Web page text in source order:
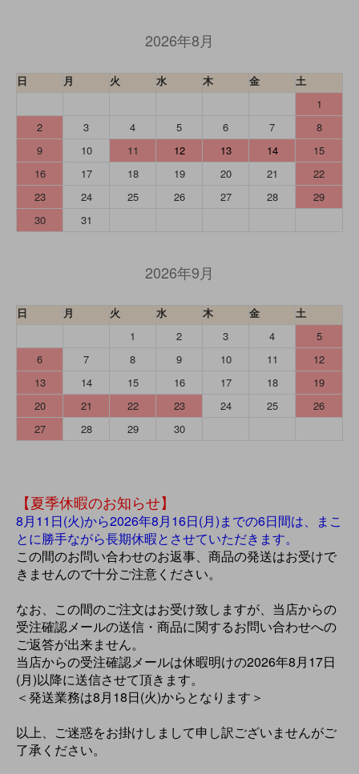
2026年8月
日 月 火 水 木 金
土
1
2
3 4 5 6 7
8
9
10 11 12 13 14
15
16
17 18 19 20 21
22
23
24 25 26 27 28
29
30
31
2026年9月
日 月 火 水 木 金
土
1
2 3 4
5
6
7 8 9 10 11
12
13
14 15 16 17 18
19
20
21 22 23 24 25
26
27
28 29 30
【夏季休暇のお知らせ】
8月11日(火)から2026年8月16日(月)までの6日間は、まこ
とに勝手ながら長期休暇とさせていただきます。
この間のお問い合わせのお返事、商品の発送はお受けで
きませんので十分ご注意ください。
なお、この間のご注文はお受け致しますが、当店からの
受注確認メールの送信・商品に関するお問い合わせへの
ご返答が出来ません。
当店からの受注確認メールは休暇明けの2026年8月17日
(月)以降に送信させて頂きます。
＜発送業務は8月18日(火)からとなります＞
以上、ご迷惑をお掛けしまして申し訳ございませんがご
了承ください。